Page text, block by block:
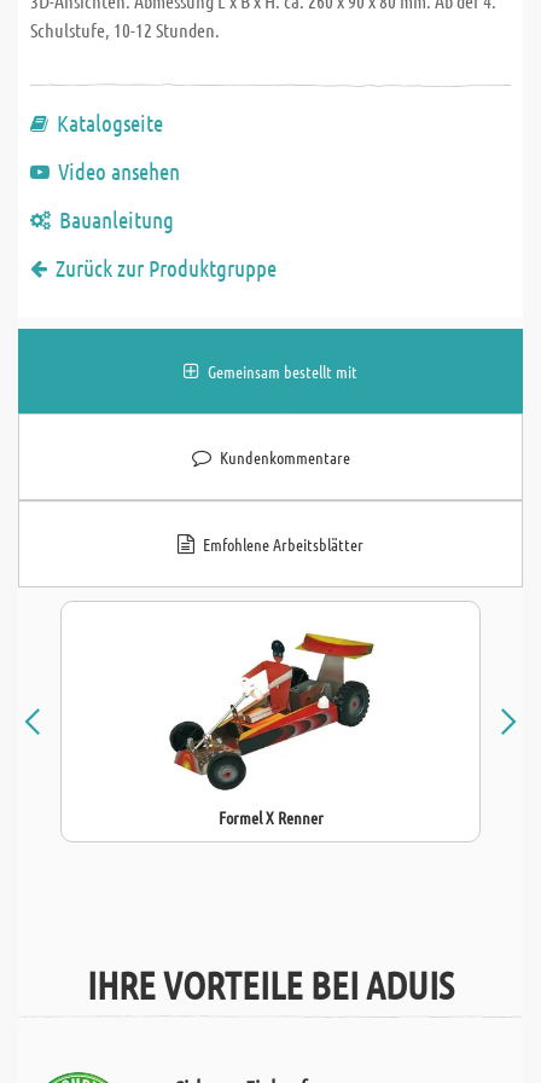
Schulstufe, 10-12 Stunden.
Katalogseite
Video ansehen
Bauanleitung
Zurück zur Produktgruppe
Gemeinsam bestellt mit
Kundenkommentare
Emfohlene Arbeitsblätter
Formel X Renner
IHRE VORTEILE BEI ADUIS